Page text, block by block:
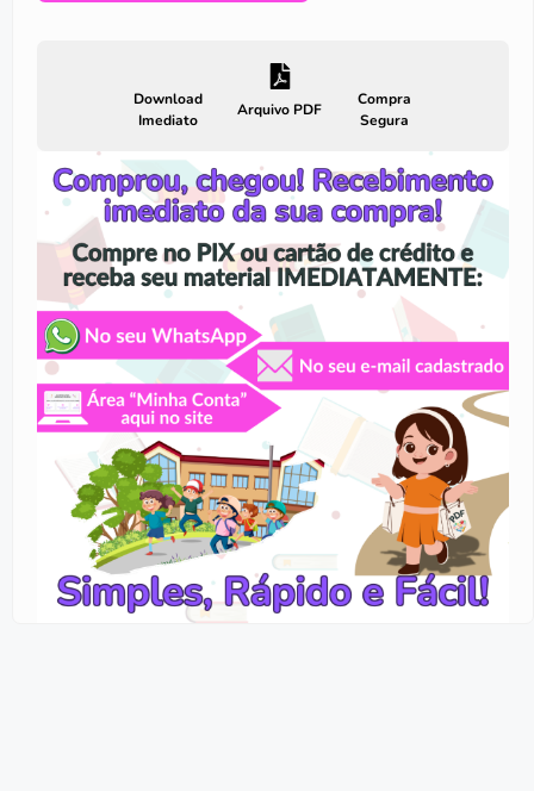
Download
Imediato
Arquivo PDF
Compra
Segura